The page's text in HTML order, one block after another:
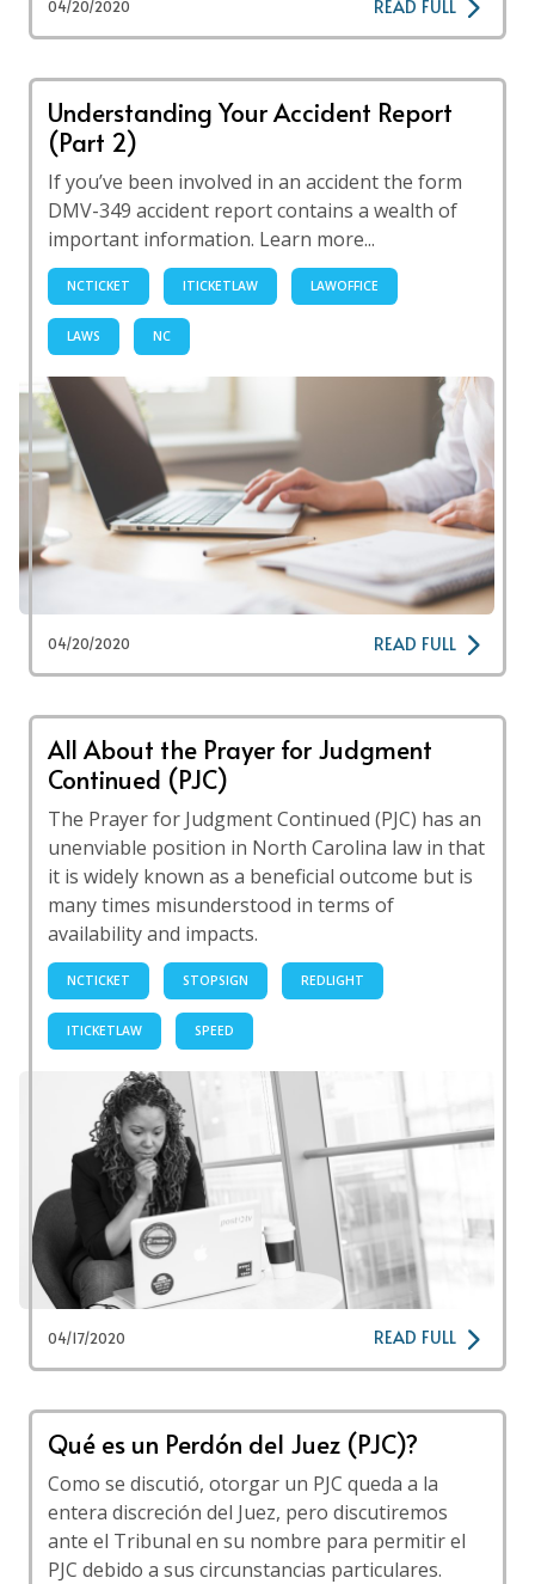
04/20/2020 READ FULL
Understanding Your Accident Report
(Part 2)
If you’ve been involved in an accident the form
DMV-349 accident report contains a wealth of
important information. Learn more...
NCTICKET ITICKETLAW LAWOFFICE
LAWS NC
04/20/2020 READ FULL
All About the Prayer for Judgment
Continued (PJC)
The Prayer for Judgment Continued (PJC) has an
unenviable position in North Carolina law in that
it is widely known as a beneficial outcome but is
many times misunderstood in terms of
availability and impacts.
NCTICKET STOPSIGN REDLIGHT
ITICKETLAW SPEED
04/17/2020 READ FULL
Qué es un Perdón del Juez (PJC)?
Como se discutió, otorgar un PJC queda a la
entera discreción del Juez, pero discutiremos
ante el Tribunal en su nombre para permitir el
PJC debido a sus circunstancias particulares.